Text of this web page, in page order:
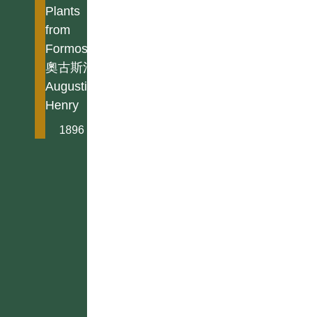
Plants
from
Formosa
奧古斯汀亨利
Augustine
Henry
1896